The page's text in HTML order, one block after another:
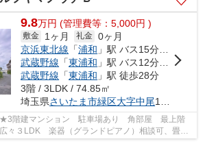
9.8万円 (管理費等：5,000円 )
敷金 1ヶ月 礼金 0ヶ月
京浜東北線 「浦和 」駅 バス15分 「駒形（埼玉県）」 停歩5分
武蔵野線 「東浦和 」駅 バス12分 「駒形（埼玉県）」 停歩5分
武蔵野線 「東浦和 」駅 徒歩28分
3階 / 3LDK / 74.85㎡
埼玉県さいたま市緑区大字中尾1377-5
★3階建マンション 駐車場あり 角部屋 最上階
々３LDK 楽器（グランドピアノ）相談可、畳ス
遊び場やお昼寝スペースと...